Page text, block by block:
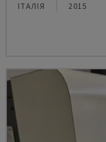
ІТАЛІЯ 2015